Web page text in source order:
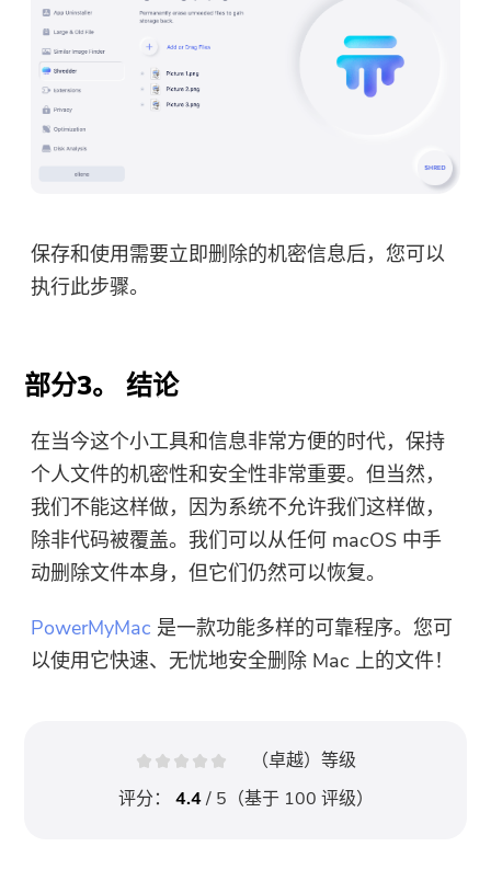
保存和使用需要立即删除的机密信息后，您可以
执行此步骤。
部分3。 结论
在当今这个小工具和信息非常方便的时代，保持
个人文件的机密性和安全性非常重要。但当然，
我们不能这样做，因为系统不允许我们这样做，
除非代码被覆盖。我们可以从任何 macOS 中手
动删除文件本身，但它们仍然可以恢复。
PowerMyMac 是一款功能多样的可靠程序。您可
以使用它快速、无忧地安全删除 Mac 上的文件！
（卓越）等级
评分： 4.4/ 5（基于 100 评级）